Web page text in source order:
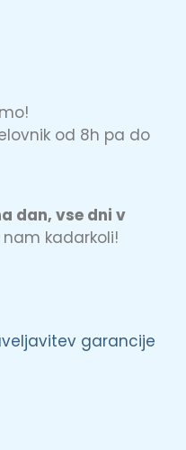
od 8h pa do
dan, vse dni v
kadarkoli!
garancije